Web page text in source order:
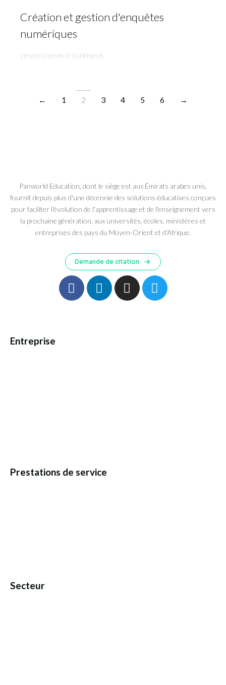
Création et gestion d'enquêtes
numériques
L'ENSEIGNEMENT SUPÉRIEUR
← 1 2 3 4 5 6 →
Panworld Education, dont le siège est aux Émirats arabes unis,
fournit depuis plus d'une décennie des solutions éducatives conçues
pour faciliter l'évolution de l'apprentissage et de l'enseignement vers
la prochaine génération, aux universités, écoles, ministères et
entreprises des pays du Moyen-Orient et d'Afrique.
Demande de citation
Entreprise
Prestations de service
Secteur